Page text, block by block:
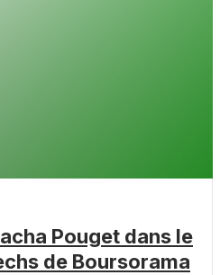
Pouget dans le
de Boursorama